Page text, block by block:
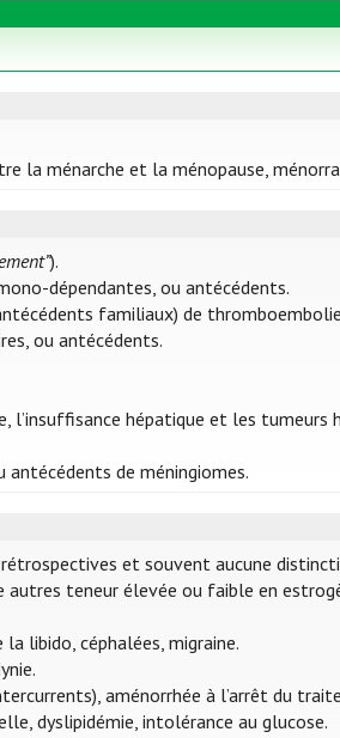
la ménarche et la ménopause,
).
dépendantes, ou antécédents.
familiaux) de
ou antécédents.
l’insuffisance hépatique et les
de méningiomes.
et souvent aucune
teneur élevée ou faible en
libido, céphalées, migraine.
aménorrhée à l’arrêt du
dyslipidémie, intolérance au glucose.